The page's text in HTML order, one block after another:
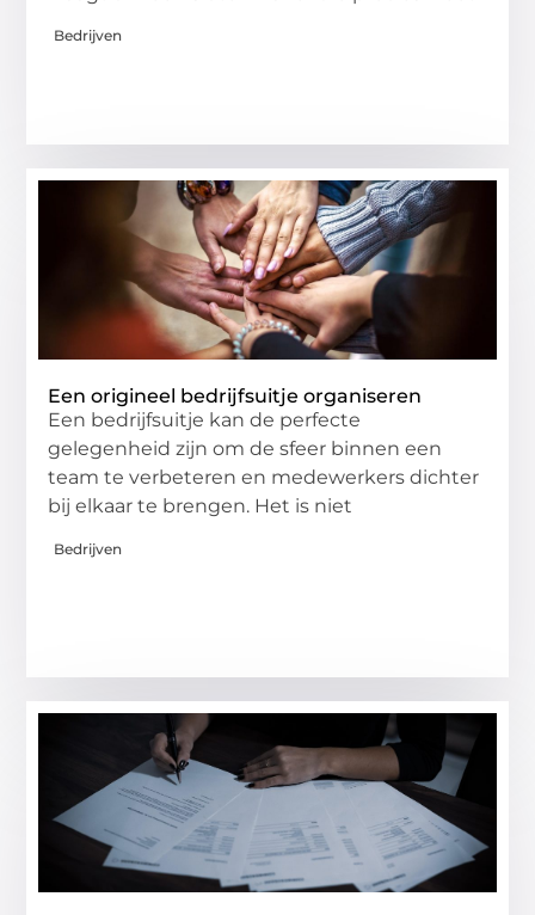
Bedrijven
Een origineel bedrijfsuitje organiseren
Een bedrijfsuitje kan de perfecte
gelegenheid zijn om de sfeer binnen een
team te verbeteren en medewerkers dichter
bij elkaar te brengen. Het is niet
Bedrijven